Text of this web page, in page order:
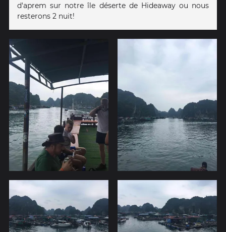
d'aprem sur notre île déserte de Hideaway ou nous
resterons 2 nuit!